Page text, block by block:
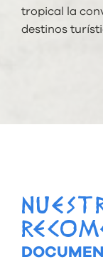
tropical la
destinos